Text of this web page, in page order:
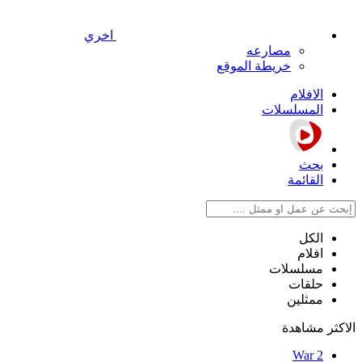
اخري
مصارعه
خريطة الموقع
الافلام
المسلسلات
بحث
القائمة
الكل
افلام
مسلسلات
حلقات
ممثلين
الاكثر مشاهدة
War 2